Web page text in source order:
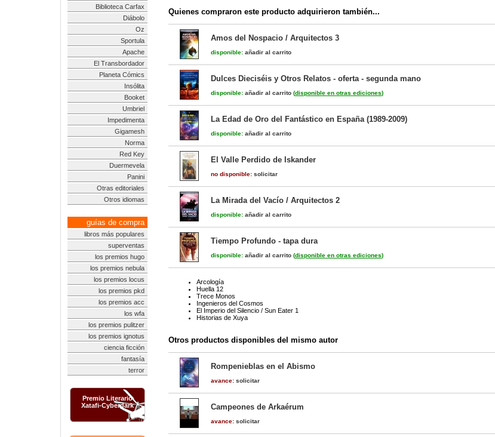
Biblioteca Carfax
Diábolo
Oz
Sportula
Apache
El Transbordador
Planeta Cómics
Insólita
Booket
Umbriel
Impedimenta
Gigamesh
Norma
Red Key
Duermevela
Panini
Otras editoriales
Otros idiomas
guías de compra
libros más populares
superventas
los premios hugo
los premios nebula
los premios locus
los premios pkd
los premios acc
los wfa
los premios pulitzer
los premios ignotus
ciencia ficción
fantasía
terror
Premio Literario
Xatafi-Cyberdark
Quienes compraron este producto adquirieron también...
Amos del Nospacio / Arquitectos 3
disponible: añadir al carrito
Dulces Dieciséis y Otros Relatos - oferta - segunda mano
disponible: añadir al carrito (disponible en otras ediciones)
La Edad de Oro del Fantástico en España (1989-2009)
disponible: añadir al carrito
El Valle Perdido de Iskander
no disponible: solicitar
La Mirada del Vacío / Arquitectos 2
disponible: añadir al carrito
Tiempo Profundo - tapa dura
disponible: añadir al carrito (disponible en otras ediciones)
Arcología
Huella 12
Trece Monos
Ingenieros del Cosmos
El Imperio del Silencio / Sun Eater 1
Historias de Xuya
Otros productos disponibles del mismo autor
Rompenieblas en el Abismo
avance: solicitar
Campeones de Arkaérum
avance: solicitar